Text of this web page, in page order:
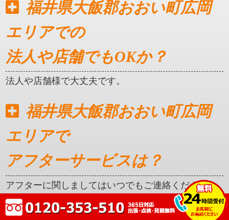
福井県大飯郡おおい町広岡
エリアでの
法人や店舗でもOKか？
法人や店舗様で大丈夫です。
福井県大飯郡おおい町広岡
エリアで
アフターサービスは？
アフターに関しましてはいつでもご連絡ください。
クレカ対応はしているか？